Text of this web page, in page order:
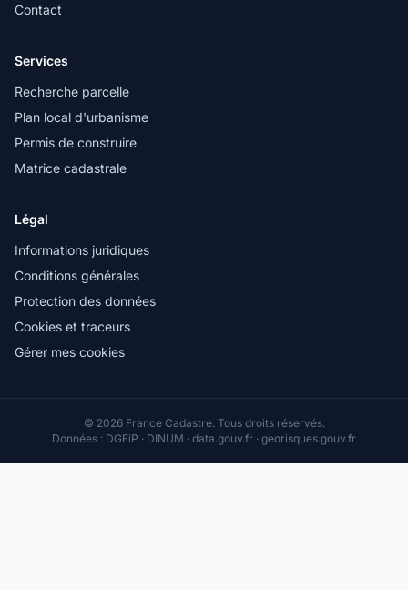
Contact
Services
Recherche parcelle
Plan local d'urbanisme
Permis de construire
Matrice cadastrale
Légal
Informations juridiques
Conditions générales
Protection des données
Cookies et traceurs
Gérer mes cookies
© 2026 France Cadastre. Tous droits réservés.
Données : DGFiP · DINUM · data.gouv.fr · georisques.gouv.fr